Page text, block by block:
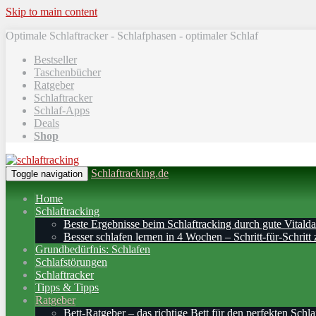
Skip to main content
Optimale Schlaftracker - Schlafphasen - optimaler Schlaf
Bestseller
Taschenbücher
Ratgeber
Schlaftracker
Schlaf-Apps
Deals
Shop
Toggle navigation Schlaftracking.de
Home
Schlaftracking
Beste Ergebnisse beim Schlaftracking durch gute
Besser schlafen lernen in 4 Wochen – Schritt‑für‑Schritt
Grundbedürfnis: Schlafen
Schlafstörungen
Schlaftracker
Tipps & Tipps
Ratgeber
Bett-Ratgeber – das richtige Bett für den perfekten